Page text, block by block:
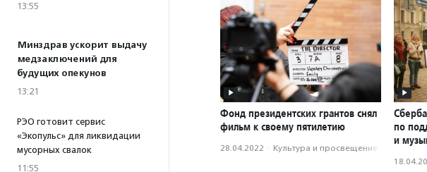
13:55
Минздрав ускорит выдачу
медзаключений для
будущих опекунов
13:21
РЭО готовит сервис
«Экопульс» для ликвидации
мусорных свалок
11:55
Фонд президентских грантов снял
фильм к своему пятилетию
28.04.2022 · Культура и просвещение
по
и